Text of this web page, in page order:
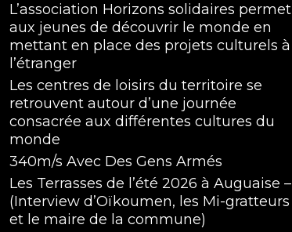
L’association Horizons solidaires permet
aux jeunes de découvrir le monde en
mettant en place des projets culturels à
l’étranger
Les centres de loisirs du territoire se
retrouvent autour d’une journée
consacrée aux différentes cultures du
monde
340m/s Avec Des Gens Armés
Les Terrasses de l’été 2026 à Auguaise –
(Interview d’Oïkoumen, les Mi-gratteurs
et le maire de la commune)